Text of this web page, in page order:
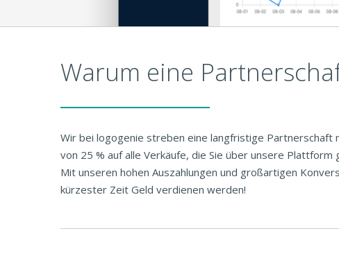
Warum eine
Wir bei logogenie streben eine langfristige Partnerschaft
von 25 % auf alle Verkäufe, die Sie über unsere Plattform
Mit unseren hohen Auszahlungen und großartigen
kürzester Zeit Geld verdienen werden!